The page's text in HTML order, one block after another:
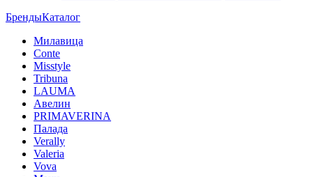
БрендыКаталог
Милавица
Conte
Misstyle
Tribuna
LAUMA
Авелин
PRIMAVERINA
Палада
Verally
Valeria
Vova